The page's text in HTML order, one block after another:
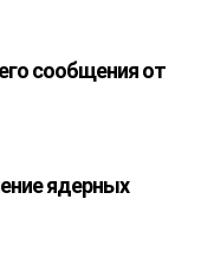
сообщения от
ядерных